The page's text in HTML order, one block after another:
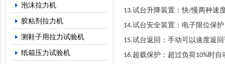
泡沫拉力机
胶粘剂拉力机
测鞋子用拉力试验机
纸箱压力试验机
13.试台升降装置：快/慢两种速
14.试台安全装置：电子限位保护
15.试台返回：手动可以速度返
16.超载保护：超过负荷10%时自